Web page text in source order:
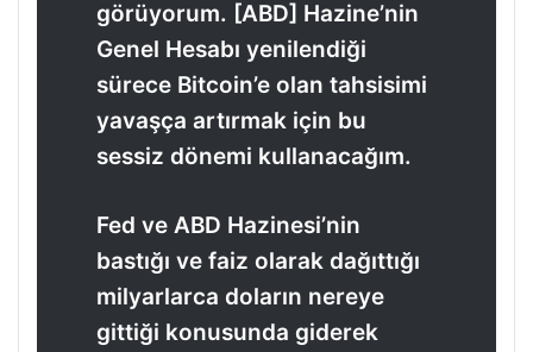
görüyorum. [ABD] Hazine’nin
Genel Hesabı yenilendiği
sürece Bitcoin’e olan tahsisimi
yavaşça artırmak için bu
sessiz dönemi kullanacağım.
Fed ve ABD Hazinesi’nin
bastığı ve faiz olarak dağıttığı
milyarlarca doların nereye
gittiği konusunda giderek